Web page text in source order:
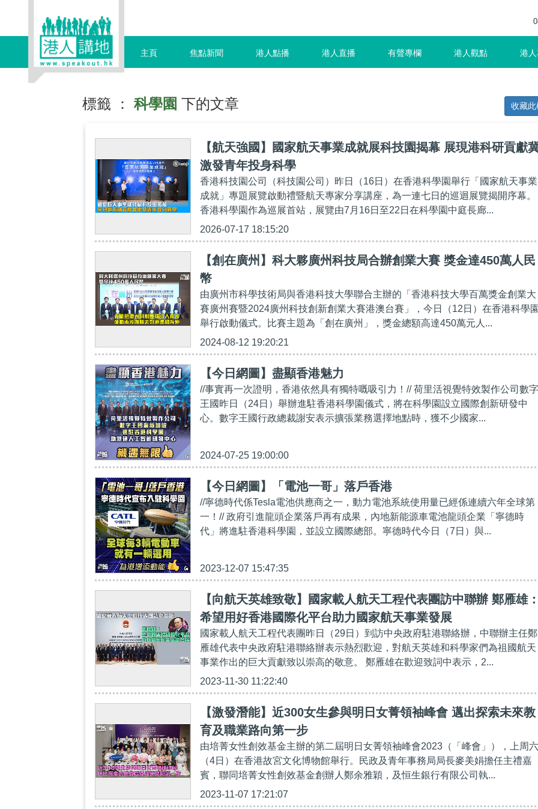
主頁 焦點新聞 港人點播 港人直播 有聲專欄 港人觀點 港
標籤 ： 科學園 下的文章 收藏此
【航天強國】國家航天事業成就展科技園揭幕 展現港科研貢獻
激發青年投身科學
香港科技園公司（科技園公司）昨日（16日）在香港科學園舉行「國家航天事業
成就」專題展覽啟動禮暨航天專家分享講座，為一連七日的巡迴展覽揭開序幕。
香港科學園作為巡展首站，展覽由7月16日至22日在科學園中庭長廊...
2026-07-17 18:15:20
【創在廣州】科大夥廣州科技局合辦創業大賽 獎金達450萬人民
幣
由廣州市科學技術局與香港科技大學聯合主辦的「香港科技大學百萬獎金創業大
賽廣州賽暨2024廣州科技創新創業大賽港澳台賽」，今日（12日）在香港科學
舉行啟動儀式。比賽主題為「創在廣州」，獎金總額高達450萬元人...
2024-08-12 19:20:21
【今日網圖】盡顯香港魅力
//事實再一次證明，香港依然具有獨特嘅吸引力！// 荷里活視覺特效製作公司數字
王國昨日（24日）舉辦進駐香港科學園儀式，將在科學園設立國際創新研發中
心。數字王國行政總裁謝安表示擴張業務選擇地點時，獲不少國家...
2024-07-25 19:00:00
【今日網圖】「電池一哥」落戶香港
//寧德時代係Tesla電池供應商之一，動力電池系統使用量已經係連續六年全球第
一！// 政府引進龍頭企業落戶再有成果，內地新能源車電池龍頭企業「寧德時
代」將進駐香港科學園，並設立國際總部。寧德時代今日（7日）與...
2023-12-07 15:47:35
【向航天英雄致敬】國家載人航天工程代表團訪中聯辦 鄭雁雄
希望用好香港國際化平台助力國家航天事業發展
國家載人航天工程代表團昨日（29日）到訪中央政府駐港聯絡辦，中聯辦主任鄭
雁雄代表中央政府駐港聯絡辦表示熱烈歡迎，對航天英雄和科學家們為祖國航天
事業作出的巨大貢獻致以崇高的敬意。 鄭雁雄在歡迎致詞中表示，2...
2023-11-30 11:22:40
【激發潛能】近300女生參與明日女菁領袖峰會 邁出探索未來教
育及職業路向第一步
由培菁女性創效基金主辦的第二屆明日女菁領袖峰會2023（「峰會」），上周六
（4日）在香港故宮文化博物館舉行。民政及青年事務局局長麥美娟擔任主禮嘉
賓，聯同培菁女性創效基金創辦人鄭余雅穎，及恒生銀行有限公司執...
2023-11-07 17:21:07